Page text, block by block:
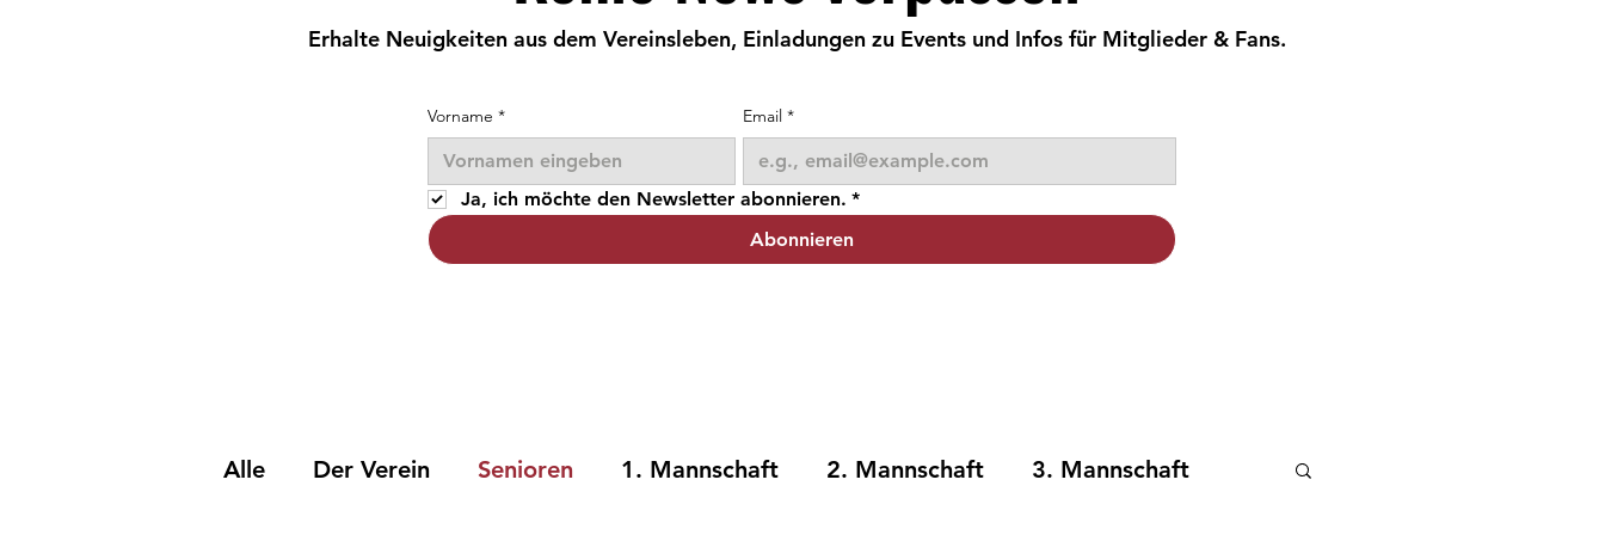
Erhalte Neuigkeiten aus dem Vereinsleben, Einladungen zu Events und Infos für Mitglieder & Fans.
Vorname * Email *
Ja, ich möchte den Newsletter abonnieren. *
Abonnieren
Alle Der Verein Senioren 1. Mannschaft 2. Mannschaft 3. Mannschaft